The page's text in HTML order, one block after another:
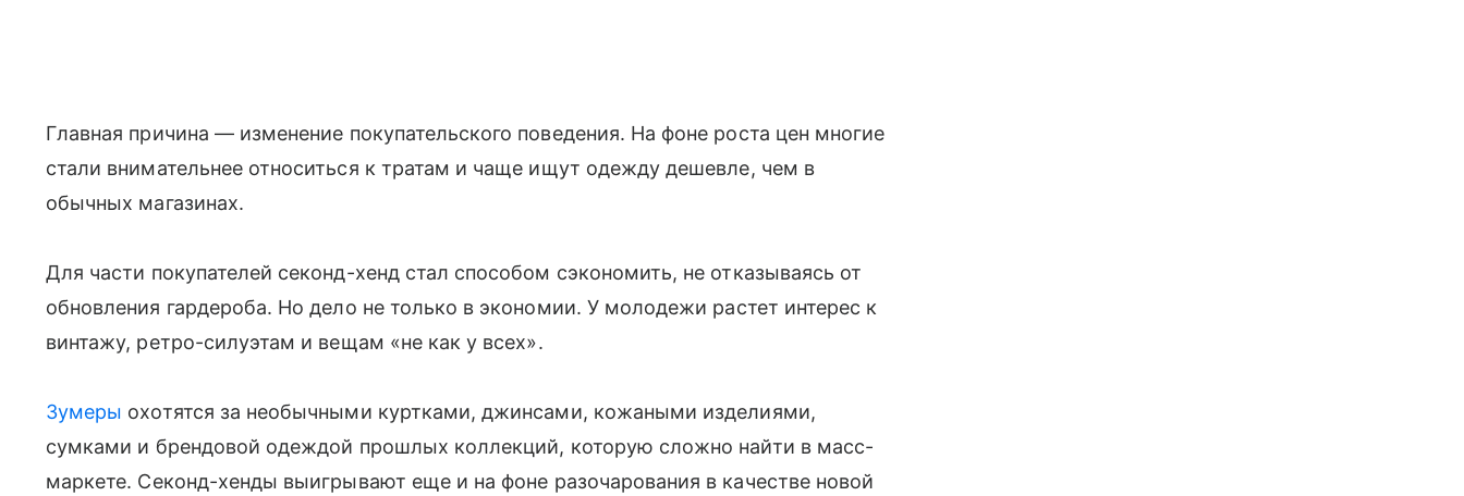
Главная причина — изменение покупательского поведения. На фоне роста цен многие
стали внимательнее относиться к тратам и чаще ищут одежду дешевле, чем в
обычных магазинах.
Для части покупателей секонд-хенд стал способом сэкономить, не отказываясь от
обновления гардероба. Но дело не только в экономии. У молодежи растет интерес к
винтажу, ретро-силуэтам и вещам «не как у всех».
Зумеры охотятся за необычными куртками, джинсами, кожаными изделиями,
сумками и брендовой одеждой прошлых коллекций, которую сложно найти в масс-
маркете. Секонд-хенды выигрывают еще и на фоне разочарования в качестве новой